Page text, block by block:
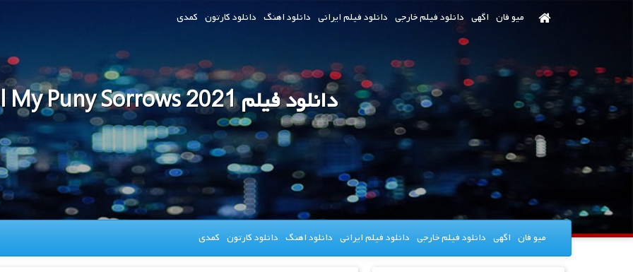
میو فان اگهی دانلود فیلم خارجی دانلود فیلم ایرانی دانلود اهنگ دانلود کارتون کمدی
دانلود فیلم All My Puny Sorrows 2021
میو فان اگهی دانلود فیلم خارجی دانلود فیلم ایرانی دانلود اهنگ دانلود کارتون کمدی